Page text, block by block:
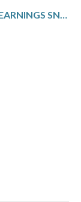
EXPONENT: Q4 EARNINGS SNAPSHOT